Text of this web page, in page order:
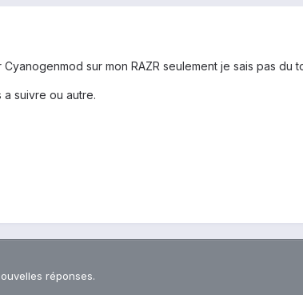
sur mon RAZR seulement je sais pas du
suivre ou autre.
réponses.